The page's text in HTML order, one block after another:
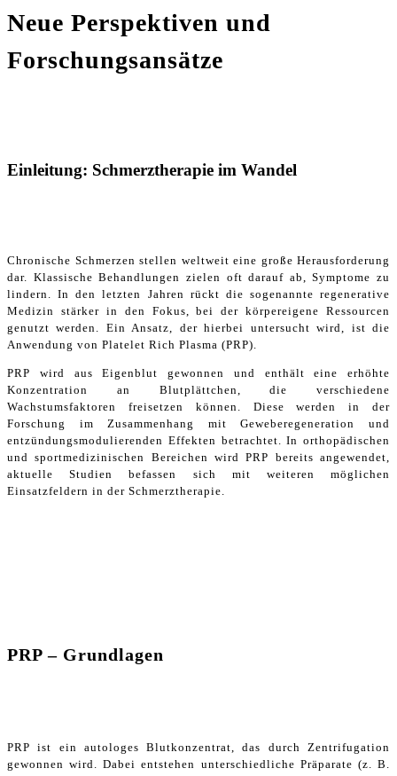
Neue Perspektiven und
Forschungsansätze
Einleitung: Schmerztherapie im Wandel
Chronische Schmerzen stellen weltweit eine große Herausforderung
dar. Klassische Behandlungen zielen oft darauf ab, Symptome zu
lindern. In den letzten Jahren rückt die sogenannte regenerative
Medizin stärker in den Fokus, bei der körpereigene Ressourcen
genutzt werden. Ein Ansatz, der hierbei untersucht wird, ist die
Anwendung von Platelet Rich Plasma (PRP).
PRP wird aus Eigenblut gewonnen und enthält eine erhöhte
Konzentration an Blutplättchen, die verschiedene
Wachstumsfaktoren freisetzen können. Diese werden in der
Forschung im Zusammenhang mit Geweberegeneration und
entzündungsmodulierenden Effekten betrachtet. In orthopädischen
und sportmedizinischen Bereichen wird PRP bereits angewendet,
aktuelle Studien befassen sich mit weiteren möglichen
Einsatzfeldern in der Schmerztherapie.
PRP – Grundlagen
PRP ist ein autologes Blutkonzentrat, das durch Zentrifugation
gewonnen wird. Dabei entstehen unterschiedliche Präparate (z. B.